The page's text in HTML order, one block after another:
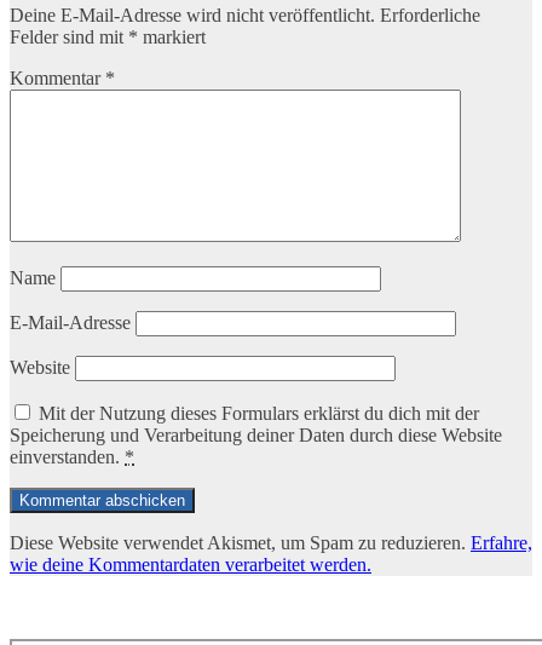
Deine E-Mail-Adresse wird nicht veröffentlicht. Erforderliche
Felder sind mit * markiert
Kommentar *
Name
E-Mail-Adresse
Website
Mit der Nutzung dieses Formulars erklärst du dich mit der
Speicherung und Verarbeitung deiner Daten durch diese Website
einverstanden. *
Diese Website verwendet Akismet, um Spam zu reduzieren. Erfahre,
wie deine Kommentardaten verarbeitet werden.